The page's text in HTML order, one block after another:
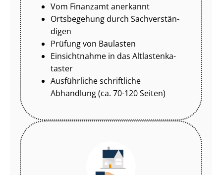
Vom Finanzamt anerkannt
Ortsbegehung durch Sach­ver­stän­
di­gen
Prüfung von Baulasten
Einsichtnahme in das Alt­las­ten­ka­
tas­ter
Ausführliche schriftliche
Abhandlung (ca. 70-120 Seiten)